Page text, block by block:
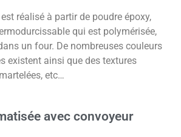
réalisé à partir de poudre époxy,
qui est polymérisée,
un four. De nombreuses couleurs
existent ainsi que des textures
etc…
avec convoyeur